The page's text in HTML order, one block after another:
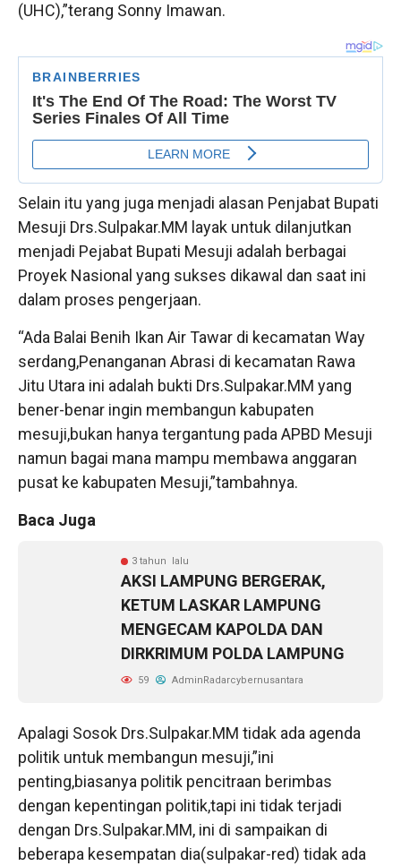
(UHC),”terang Sonny Imawan.
Selain itu yang juga menjadi alasan Penjabat Bupati
Mesuji Drs.Sulpakar.MM layak untuk dilanjutkan
menjadi Pejabat Bupati Mesuji adalah berbagai
Proyek Nasional yang sukses dikawal dan saat ini
dalam proses pengerjaan.
“Ada Balai Benih Ikan Air Tawar di kecamatan Way
serdang,Penanganan Abrasi di kecamatan Rawa
Jitu Utara ini adalah bukti Drs.Sulpakar.MM yang
bener-benar ingin membangun kabupaten
mesuji,bukan hanya tergantung pada APBD Mesuji
namun bagai mana mampu membawa anggaran
pusat ke kabupaten Mesuji,”tambahnya.
Baca Juga
3 tahun lalu
AKSI LAMPUNG BERGERAK,
KETUM LASKAR LAMPUNG
MENGECAM KAPOLDA DAN
DIRKRIMUM POLDA LAMPUNG
59 AdminRadarcybernusantara
Apalagi Sosok Drs.Sulpakar.MM tidak ada agenda
politik untuk membangun mesuji,”ini
penting,biasanya politik pencitraan berimbas
dengan kepentingan politik,tapi ini tidak terjadi
dengan Drs.Sulpakar.MM, ini di sampaikan di
beberapa kesempatan dia(sulpakar-red) tidak ada